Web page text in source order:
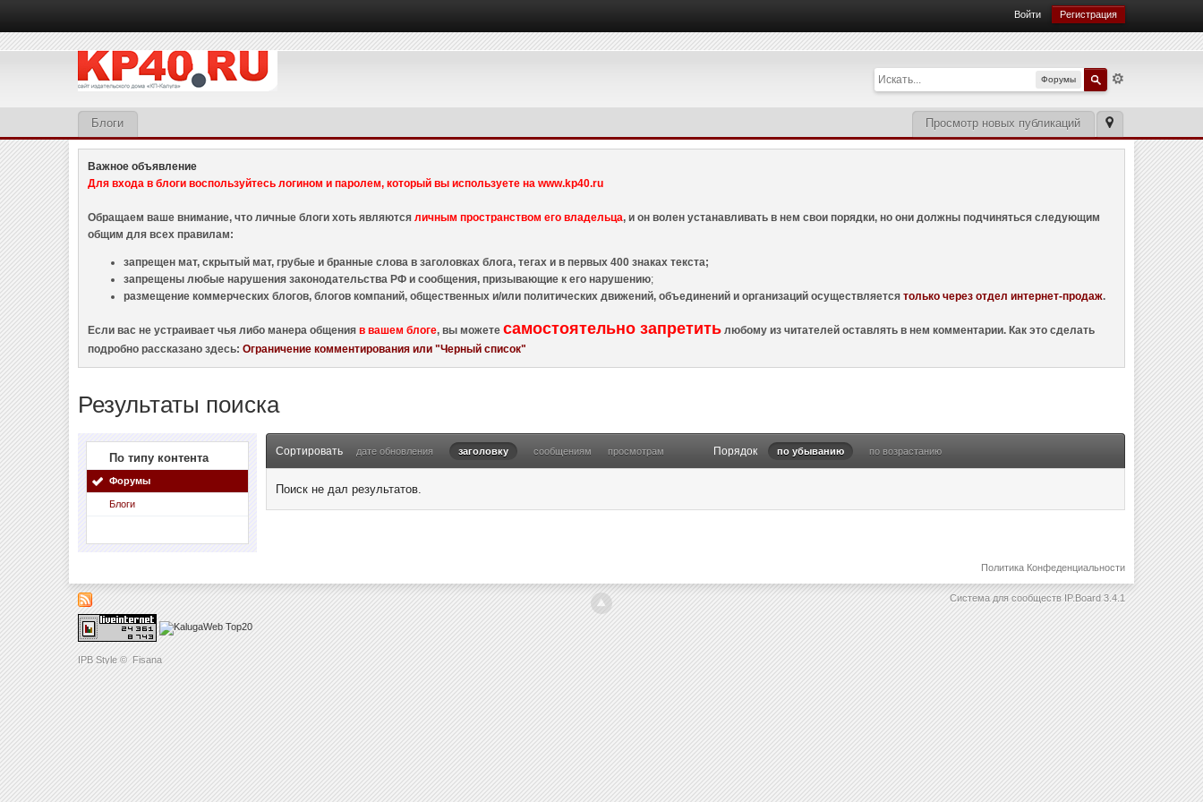
IPB Style © Fisana
Войти Регистрация
Форумы
Просмотр новых публикаций
Блоги
Важное объявление
Для входа в блоги воспользуйтесь логином и паролем, который вы используете на www.kp40.ru
Обращаем ваше внимание, что личные блоги хоть являютсяличным пространством его владельца, и он волен устанавливать в нем свои порядки, но они должны подчиняться следующим
общим для всех правилам:
запрещен мат, скрытый мат, грубые и бранные слова в заголовках блога, тегах и в первых 400 знаках текста;
запрещены любые нарушения законодательства РФ и сообщения, призывающие к его нарушению;
размещение коммерческих блогов, блогов компаний, общественных и/или политических движений, объединений и организаций осуществляетсятолько через отдел интернет-продаж.
Если вас не устраивает чья либо манера общенияв вашем блоге, вы можетесамостоятельно запретить любому из читателей оставлять в нем комментарии. Как это сделать
подробно рассказано здесь:Ограничение комментирования или "Черный список"
Результаты поиска
По типу контента
Форумы
Блоги
Сортировать дате обновления заголовку сообщениям просмотрам Порядок по убыванию по возрастанию
Поиск не дал результатов.
Политика Конфеденциальности
Система для сообществ IP.Board 3.4.1